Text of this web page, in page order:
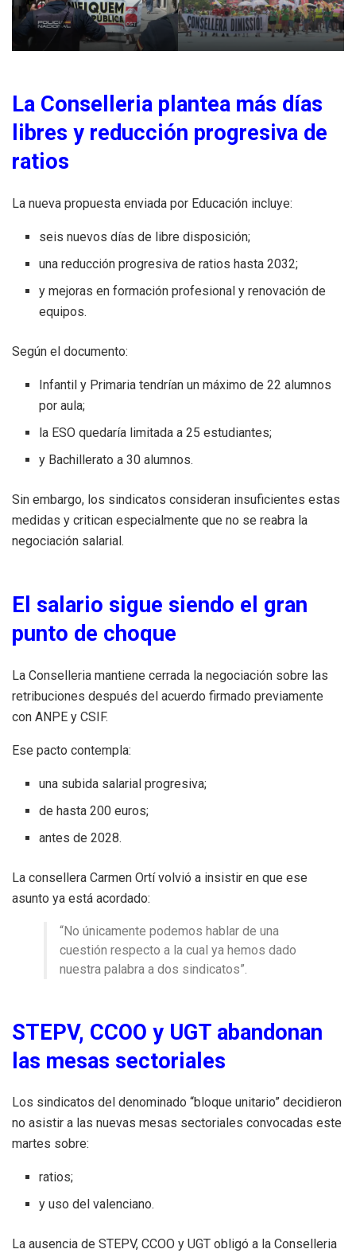
La Conselleria plantea más días
libres y reducción progresiva de
ratios
La nueva propuesta enviada por Educación incluye:
seis nuevos días de libre disposición;
una reducción progresiva de ratios hasta 2032;
y mejoras en formación profesional y renovación de
equipos.
Según el documento:
Infantil y Primaria tendrían un máximo de 22 alumnos
por aula;
la ESO quedaría limitada a 25 estudiantes;
y Bachillerato a 30 alumnos.
Sin embargo, los sindicatos consideran insuficientes estas
medidas y critican especialmente que no se reabra la
negociación salarial.
El salario sigue siendo el gran
punto de choque
La Conselleria mantiene cerrada la negociación sobre las
retribuciones después del acuerdo firmado previamente
con ANPE y CSIF.
Ese pacto contempla:
una subida salarial progresiva;
de hasta 200 euros;
antes de 2028.
La consellera Carmen Ortí volvió a insistir en que ese
asunto ya está acordado:
“No únicamente podemos hablar de una
cuestión respecto a la cual ya hemos dado
nuestra palabra a dos sindicatos”.
STEPV, CCOO y UGT abandonan
las mesas sectoriales
Los sindicatos del denominado “bloque unitario” decidieron
no asistir a las nuevas mesas sectoriales convocadas este
martes sobre:
ratios;
y uso del valenciano.
La ausencia de STEPV, CCOO y UGT obligó a la Conselleria